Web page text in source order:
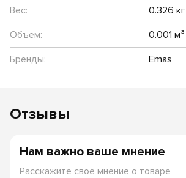
Вес:
0.326 кг
Объем:
0.001 м³
Бренды:
Emas
Отзывы
Нам важно ваше мнение
Расскажите своё мнение о товаре